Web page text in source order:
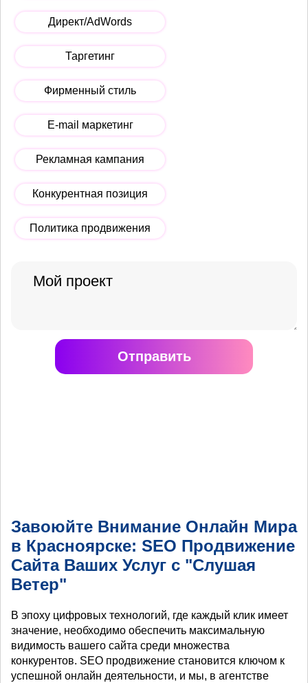
Директ/AdWords
Таргетинг
Фирменный стиль
E-mail маркетинг
Рекламная кампания
Конкурентная позиция
Политика продвижения
Отправить
Завоюйте Внимание Онлайн Мира
в Красноярске: SEO Продвижение
Сайта Ваших Услуг с "Слушая
Ветер"
В эпоху цифровых технологий, где каждый клик имеет
значение, необходимо обеспечить максимальную
видимость вашего сайта среди множества
конкурентов. SEO продвижение становится ключом к
успешной онлайн деятельности, и мы, в агентстве